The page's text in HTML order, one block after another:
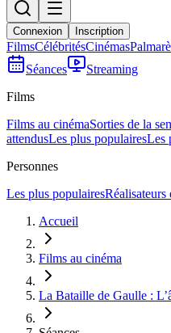
Connexion Inscription
FilmsCélébritésCinémas
Séances
Streaming
Films
Films au cinémaSorties de la
attendusLes plus populairesLes
Personnes
Les plus populairesRéalisateurs
Accueil
Films au cinéma
La Bataille de Gaulle :